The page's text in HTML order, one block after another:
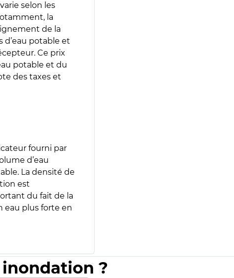
selon les
la
de la
d’eau potable et
Ce prix
potable et du
des taxes et
fourni par
d’eau
La densité de
est
du fait de la
eau plus forte en
?